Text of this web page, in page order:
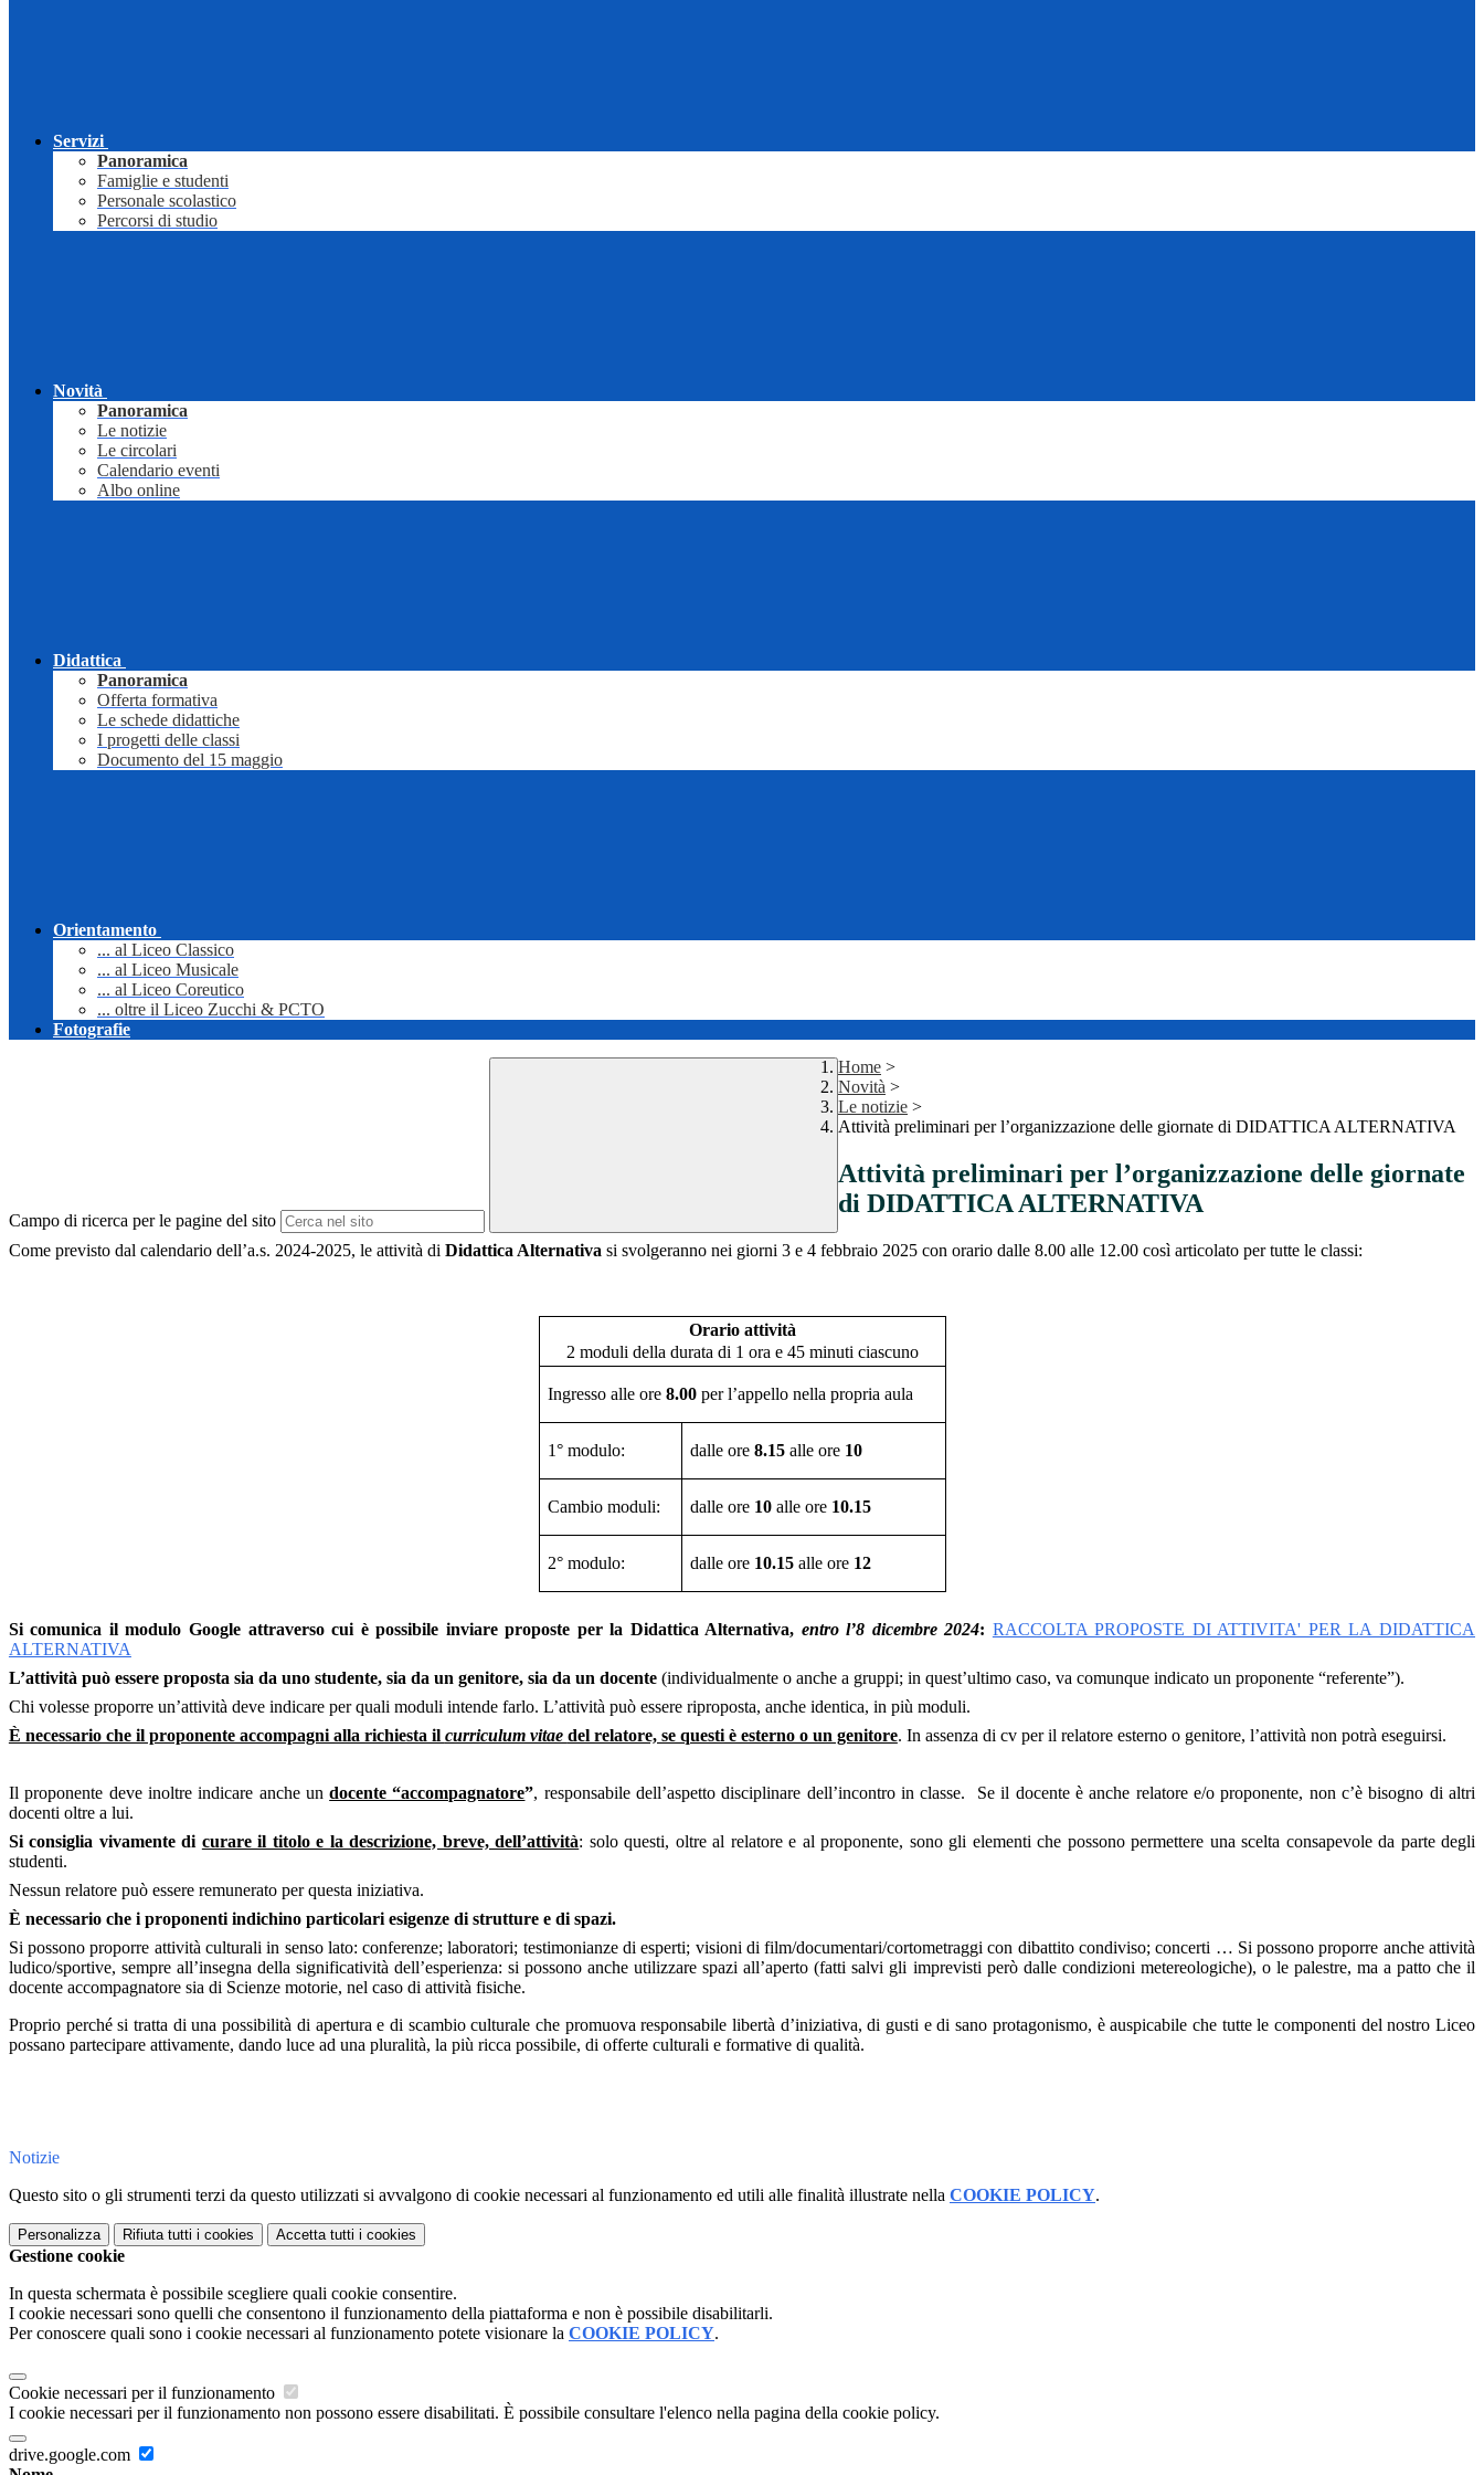
Servizi
Panoramica
Famiglie e studenti
Personale scolastico
Percorsi di studio
Novità
Panoramica
Le notizie
Le circolari
Calendario eventi
Albo online
Didattica
Panoramica
Offerta formativa
Le schede didattiche
I progetti delle classi
Documento del 15 maggio
Orientamento
... al Liceo Classico
... al Liceo Musicale
... al Liceo Coreutico
... oltre il Liceo Zucchi & PCTO
Fotografie
Campo di ricerca per le pagine del sito
Home >
Novità >
Le notizie >
Attività preliminari per l’organizzazione delle giornate di DIDATTICA ALTERNATIVA
Attività preliminari per l’organizzazione delle giornate
di DIDATTICA ALTERNATIVA
Come previsto dal calendario dell’a.s. 2024-2025, le attività di Didattica Alternativa si svolgeranno nei giorni 3 e 4 febbraio 2025 con orario dalle 8.00 alle 12.00 così articolato per tutte le classi:
Orario attività
2 moduli della durata di 1 ora e 45 minuti ciascuno
Ingresso alle ore 8.00per l’appello nella propria aula
1° modulo: dalle ore 8.15alle ore 10
Cambio moduli: dalle ore 10 alle ore 10.15
2° modulo: dalle ore 10.15 alle ore 12
Si comunica il modulo Google attraverso cui è possibile inviare proposte per la Didattica Alternativa, entro l’8 dicembre 2024: RACCOLTA PROPOSTE DI ATTIVITA' PER LA DIDATTICA
ALTERNATIVA
L’attività può essere proposta sia da uno studente, sia da un genitore, sia da un docente (individualmente o anche a gruppi; in quest’ultimo caso, va comunque indicato un proponente “referente”).
Chi volesse proporre un’attività deve indicare per quali moduli intende farlo. L’attività può essere riproposta, anche identica, in più moduli.
È necessario che il proponente accompagni alla richiesta il curriculum vitae del relatore, se questi è esterno o un genitore. In assenza di cv per il relatore esterno o genitore, l’attività non potrà eseguirsi.
Il proponente deve inoltre indicare anche undocente “accompagnatore”, responsabile dell’aspetto disciplinare dell’incontro in classe.
Se il docente è anche relatore e/o proponente, non c’è bisogno di altri
docenti oltre a lui.
Si consiglia vivamente di curare il titolo e la descrizione, breve, dell’attività: solo questi, oltre al relatore e al proponente, sono gli elementi che possono permettere una scelta consapevole da parte degli
studenti.
Nessun relatore può essere remunerato per questa iniziativa.
È necessario che i proponenti indichino particolari esigenze di strutture e di spazi.
Si possono proporre attività culturali in senso lato: conferenze; laboratori; testimonianze di esperti; visioni di film/documentari/cortometraggi con dibattito condiviso; concerti … Si possono proporre anche attività
ludico/sportive, sempre all’insegna della significatività dell’esperienza: si possono anche utilizzare spazi all’aperto (fatti salvi gli imprevisti però dalle condizioni metereologiche), o le palestre, ma a patto che il
docente accompagnatore sia di Scienze motorie, nel caso di attività fisiche.
Proprio perché si tratta di una possibilità di apertura e di scambio culturale che promuova responsabile libertà d’iniziativa, di gusti e di sano protagonismo, è auspicabile che tutte le componenti del nostro Liceo
possano partecipare attivamente, dando luce ad una pluralità, la più ricca possibile, di offerte culturali e formative di qualità.
Notizie
Questo sito o gli strumenti terzi da questo utilizzati si avvalgono di cookie necessari al funzionamento ed utili alle finalità illustrate nella COOKIE POLICY.
Personalizza Rifiuta tutti i cookies Accetta tutti i cookies
Gestione cookie
In questa schermata è possibile scegliere quali cookie consentire.
I cookie necessari sono quelli che consentono il funzionamento della piattaforma e non è possibile disabilitarli.
Per conoscere quali sono i cookie necessari al funzionamento potete visionare la COOKIE POLICY.
Cookie necessari per il funzionamento
I cookie necessari per il funzionamento non possono essere disabilitati. È possibile consultare l'elenco nella pagina della cookie policy.
drive.google.com